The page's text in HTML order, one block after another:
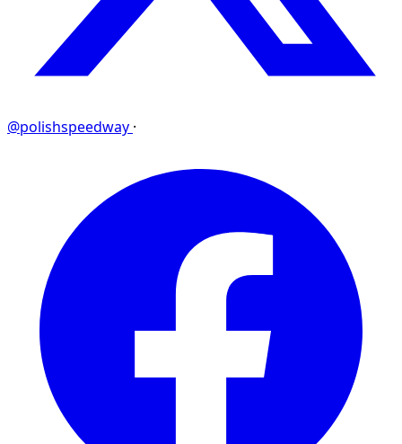
@polishspeedway ·